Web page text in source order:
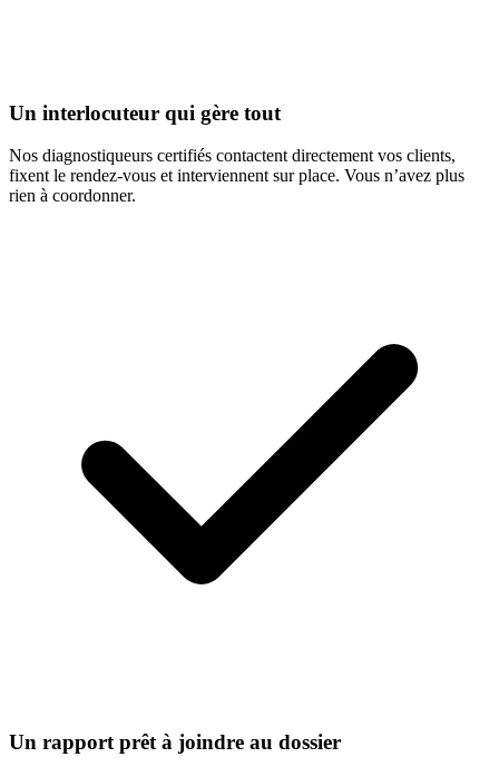
Un interlocuteur qui gère tout
Nos diagnostiqueurs certifiés contactent directement vos clients,
fixent le rendez-vous et interviennent sur place. Vous n’avez plus
rien à coordonner.
Un rapport prêt à joindre au dossier